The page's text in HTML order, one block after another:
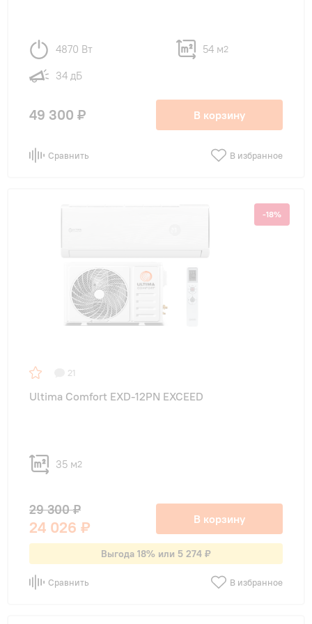
4870 Вт 54 м2
34 дБ
49 300 ₽ В корзину
Сравнить В избранное
-18%
21
Ultima Comfort EXD-12PN EXCEED
35 м2
29 300 ₽
24 026 ₽ В корзину
Выгода 18% или 5 274 ₽
Сравнить В избранное